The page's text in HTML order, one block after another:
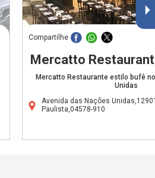
Compartilhe
Mercatto
Mercatto Restaurante estilo bufê
Unidas
Avenida das Nações
Paulista,04578-910